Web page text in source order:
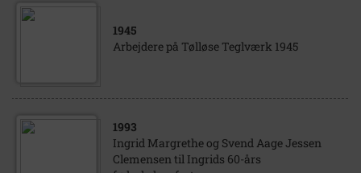
1945
Arbejdere på Tølløse Teglværk 1945
1993
Ingrid Margrethe og Svend Aage Jessen
Clemensen til Ingrids 60-års